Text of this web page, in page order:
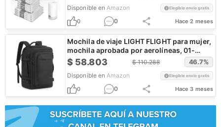
Disponible en Amazon Elegible envío gratis
0 0 Hace 2 meses
Mochila de viaje LIGHT FLIGHT para mujer,
mochila aprobada por aerolíneas, 01-
Negro
$ 58.803 $110.288 46.7%
Disponible en Amazon Elegible envío gratis
0 0 Hace 3 meses